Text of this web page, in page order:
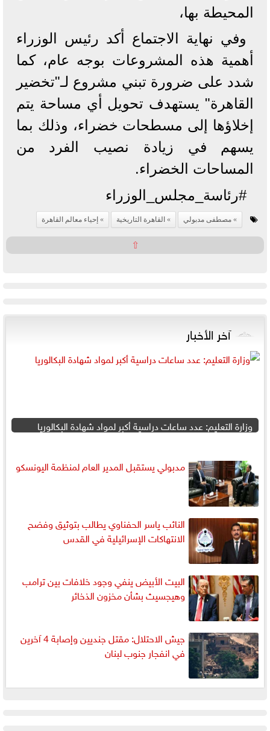
المحيطة بها،
وفي نهاية الاجتماع أكد رئيس الوزراء
أهمية هذه المشروعات بوجه عام، كما
شدد على ضرورة تبني مشروع لـ"تخضير
القاهرة" يستهدف تحويل أي مساحة يتم
إخلاؤها إلى مسطحات خضراء، وذلك بما
يسهم في زيادة نصيب الفرد من
المساحات الخضراء.
#رئاسة_مجلس_الوزراء
مصطفى مدبولي القاهرة التاريخية إحياء معالم القاهرة
⇧
آخر الأخبار
وزارة التعليم: عدد ساعات دراسية أكبر لمواد شهادة البكالوريا
مدبولي يستقبل المدير العام لمنظمة اليونسكو
النائب ياسر الحفناوي يطالب بتوثيق وفضح
الانتهاكات الإسرائيلية في القدس
البيت الأبيض ينفي وجود خلافات بين ترامب
وهيجسيث بشأن مخزون الذخائر
جيش الاحتلال: مقتل جنديين وإصابة 4 آخرين
في انفجار جنوب لبنان